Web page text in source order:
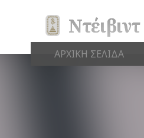
Ντέιβιντ
ΑΡΧΙΚΗ ΣΕΛΙΔΑ